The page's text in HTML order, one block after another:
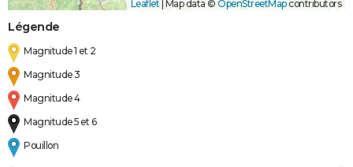
Leaflet Map data © OpenStreetMapcontributors
Légende
Magnitude 1 et 2
Magnitude 3
Magnitude 4
Magnitude 5 et 6
Pouillon